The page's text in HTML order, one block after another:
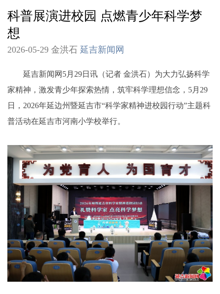
科普展演进校园 点燃青少年科学梦
想
2026-05-29 金洪石 延吉新闻网
延吉新闻网5月29日讯（记者 金洪石）为大力弘扬科学
家精神，激发青少年探索热情，筑牢科学理想信念，5月29
日，2026年延边州暨延吉市“科学家精神进校园行动”主题科
普活动在延吉市河南小学校举行。